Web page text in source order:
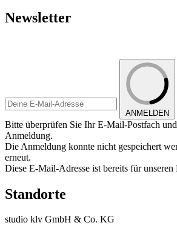
Newsletter
ANMELDEN
Bitte überprüfen Sie Ihr E-Mail-Postfach
Anmeldung.
Die Anmeldung konnte nicht gespeichert
erneut.
Diese E-Mail-Adresse ist bereits für unseren
Standorte
studio klv GmbH & Co. KG